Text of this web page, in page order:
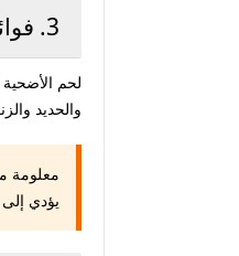
3. فوائد غذائية وصحية للحوم الطازجة
والحديد
معلومة
يؤدي